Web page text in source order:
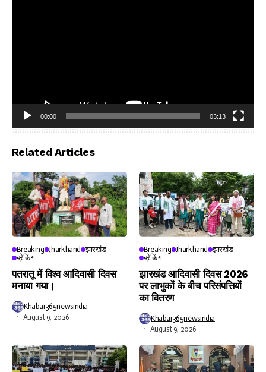
Player
00:00 03:13
Related Articles
Breaking Jharkhand झारखंड
ब्रेकिंग
पतरातू में विश्व आदिवासी दिवस
मनाया गया।
Khabar365newsindia
August 9, 2026
Breaking Jharkhand झारखंड
ब्रेकिंग
झारखंड आदिवासी दिवस 2026
पर लाभुकों के बीच परिसंपत्तियों
का वितरण
Khabar365newsindia
August 9, 2026